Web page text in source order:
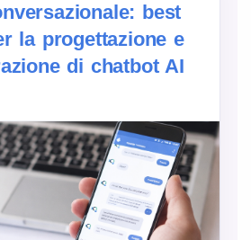
best
la progettazione e
di chatbot AI